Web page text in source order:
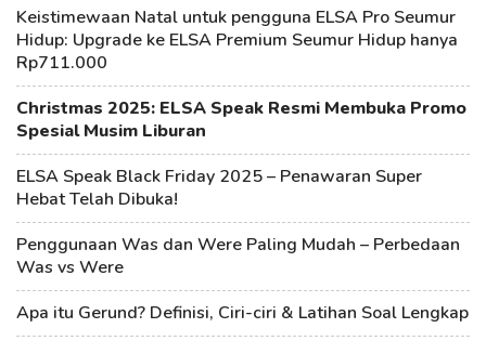
Keistimewaan Natal untuk pengguna ELSA Pro Seumur
Hidup: Upgrade ke ELSA Premium Seumur Hidup hanya
Rp711.000
Christmas 2025: ELSA Speak Resmi Membuka Promo
Spesial Musim Liburan
ELSA Speak Black Friday 2025 – Penawaran Super
Hebat Telah Dibuka!
Penggunaan Was dan Were Paling Mudah – Perbedaan
Was vs Were
Apa itu Gerund? Definisi, Ciri-ciri & Latihan Soal Lengkap